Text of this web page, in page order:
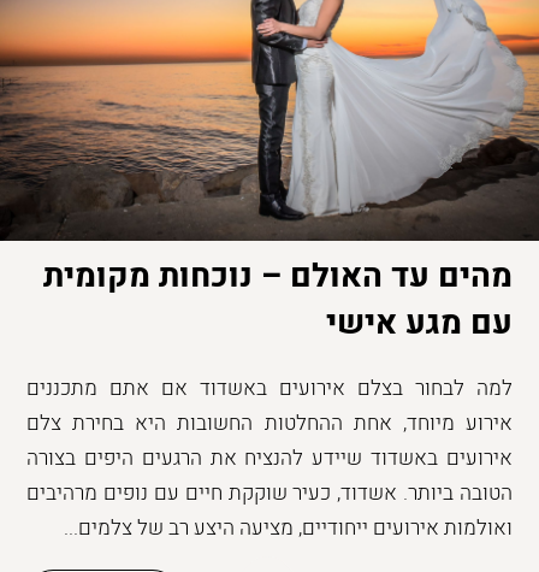
מהים עד האולם – נוכחות מקומית
עם מגע אישי
למה לבחור בצלם אירועים באשדוד אם אתם מתכננים
אירוע מיוחד, אחת ההחלטות החשובות היא בחירת צלם
אירועים באשדוד שיידע להנציח את הרגעים היפים בצורה
הטובה ביותר. אשדוד, כעיר שוקקת חיים עם נופים מרהיבים
ואולמות אירועים ייחודיים, מציעה היצע רב של צלמים...